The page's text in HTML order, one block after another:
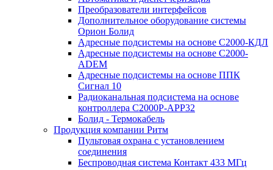
Преобразователи интерфейсов
Дополнительное оборудование системы
Орион Болид
Адресные подсистемы на основе С2000-КДЛ
Адресные подсистемы на основе С2000-
ADEM
Адресные подсистемы на основе ППК
Сигнал 10
Радиоканальная подсистема на основе
контроллера С2000Р-АРР32
Болид - Термокабель
Продукция компании Ритм
Пультовая охрана с установлением
соединения
Беспроводная система Контакт 433 МГц